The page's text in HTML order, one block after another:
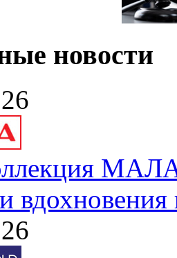
новости